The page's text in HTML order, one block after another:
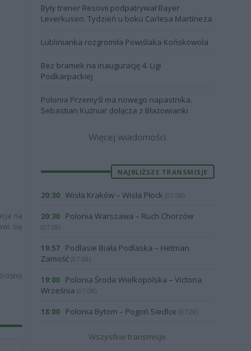
na
się
Były trener Resovii podpatrywał Bayer
Leverkusen. Tydzień u boku Carlesa Martíneza
Lublinianka rozgromiła Powiślaka Końskowola
Bez bramek na inaugurację 4. Ligi
Podkarpackiej
Polonia Przemyśl ma nowego napastnika.
Sebastian Kuźniar dołącza z Błażowianki
Więcej wiadomości
NAJBLIŻSZE TRANSMISJE
20:30 Wisła Kraków – Wisła Płock (07.08)
20:30 Polonia Warszawa – Ruch Chorzów
(07.08)
19:57
Podlasie Biała Podlaska – Hetman
Zamość (07.08)
19:00
Polonia Środa Wielkopolska – Victoria
Września (07.08)
18:00 Polonia Bytom – Pogoń Siedlce (07.08)
Wszystkie transmisje